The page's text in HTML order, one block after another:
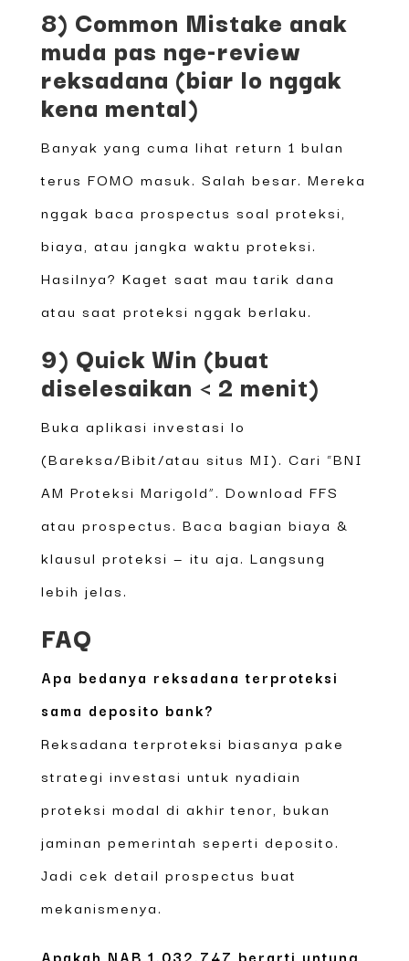
8) Common Mistake anak
muda pas nge-review
reksadana (biar lo nggak
kena mental)
Banyak yang cuma lihat return 1 bulan
terus FOMO masuk. Salah besar. Mereka
nggak baca prospectus soal proteksi,
biaya, atau jangka waktu proteksi.
Hasilnya? Kaget saat mau tarik dana
atau saat proteksi nggak berlaku.
9) Quick Win (buat
diselesaikan < 2 menit)
Buka aplikasi investasi lo
(Bareksa/Bibit/atau situs MI). Cari “BNI
AM Proteksi Marigold”. Download FFS
atau prospectus. Baca bagian biaya &
klausul proteksi — itu aja. Langsung
lebih jelas.
FAQ
Apa bedanya reksadana terproteksi
sama deposito bank?
Reksadana terproteksi biasanya pake
strategi investasi untuk nyadiain
proteksi modal di akhir tenor, bukan
jaminan pemerintah seperti deposito.
Jadi cek detail prospectus buat
mekanismenya.
Apakah NAB 1.032,747 berarti untung